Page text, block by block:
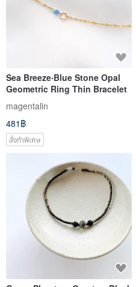
Sea Breeze‧Blue Stone Opal
Geometric Ring Thin Bracelet
magentalin
481฿
สั่งทำพิเศษ